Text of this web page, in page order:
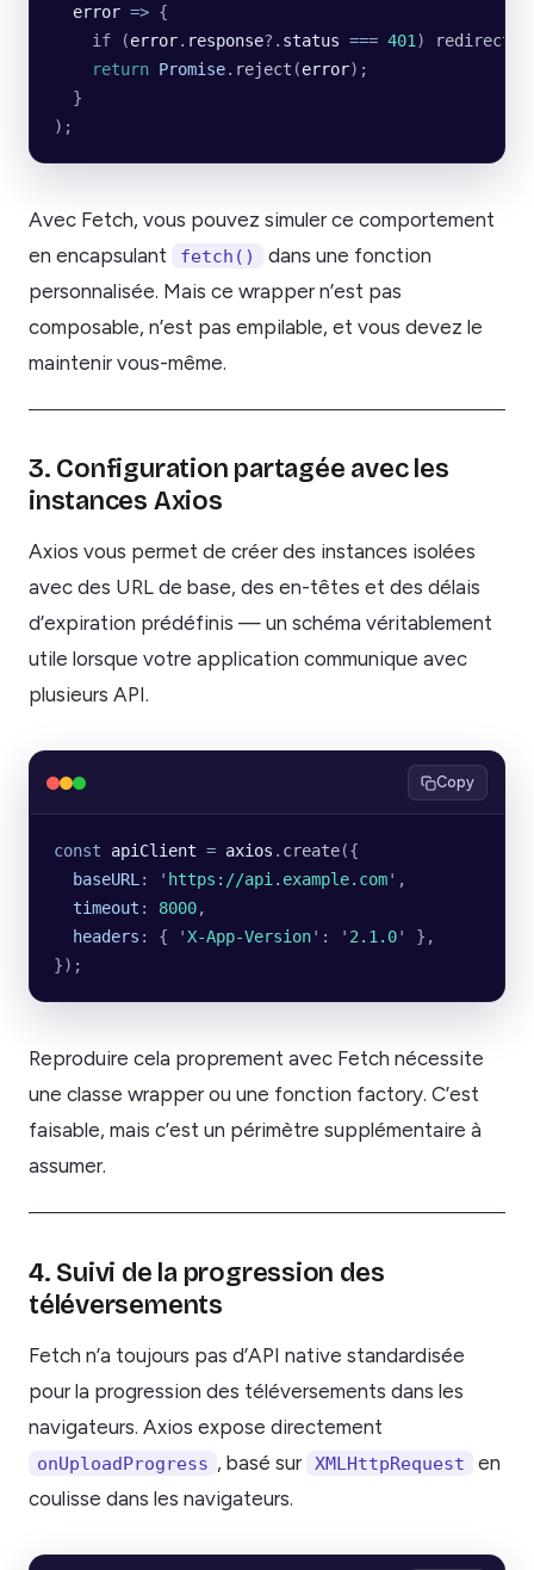
  error
=> {
    if (
error. response?. status === 401 )
    return
Promise. reject (error);
  }
);
Avec Fetch, vous pouvez simuler ce comportement
en encapsulant
fetch()
dans une fonction
personnalisée. Mais ce wrapper n’est pas
composable, n’est pas empilable, et vous devez le
maintenir vous-même.
3. Configuration partagée avec les
instances Axios
Axios vous permet de créer des instances isolées
avec des URL de base, des en-têtes et des délais
d’expiration prédéfinis — un schéma véritablement
utile lorsque votre application communique avec
plusieurs API.
Copy
const apiClient = axios . create({
  baseURL
: ' https://api.example.com' ,
  timeout
: 8000,
  headers
: { 'X-App-Version' : ' 2.1.0'
},
});
Reproduire cela proprement avec Fetch nécessite
une classe wrapper ou une fonction factory. C’est
faisable, mais c’est un périmètre supplémentaire à
assumer.
4. Suivi de la progression des
téléversements
Fetch n’a toujours pas d’API native standardisée
pour la progression des téléversements dans les
navigateurs. Axios expose directement
onUploadProgress , basé sur XMLHttpRequest
en
coulisse dans les navigateurs.